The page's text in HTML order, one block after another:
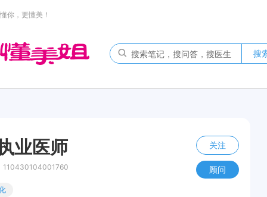
懂你，更懂美！
搜
业医师
110430104001760
关注
顾问